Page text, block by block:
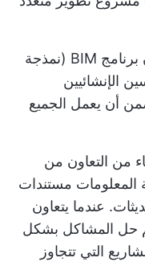
قد يستخدم المهندسون المعماريون برنامج BIM (نمذجة
الإنشائيين
أن يعمل الجميع
من التعاون من
المعلومات مستندات
عندما يتعاون
حل المشاكل بشكل
التي تتجاوز